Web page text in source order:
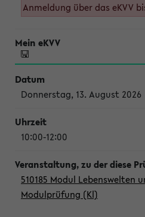
Anmeldung über das eKVV
Donnerstag, 13. August 2026
10:00-12:00
510185 Modul Lebenswelten
Modulprüfung (Kl)